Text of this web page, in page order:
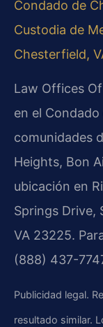
Condado de
Custodia de
Chesterfield,
Law Offices
en el
comunidades
Heights, Bon
ubicación en
Springs Drive,
VA 23225.
(888) 437-
Publicidad legal.
resultado similar.